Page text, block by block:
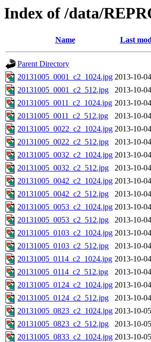
Index of /data/
Name Last
Parent Directory
20131005_0001_c2_1024.jpg 2013-10-
20131005_0001_c2_512.jpg
2013-10-
20131005_0011_c2_1024.jpg 2013-10-
20131005_0011_c2_512.jpg
2013-10-
20131005_0022_c2_1024.jpg 2013-10-
20131005_0022_c2_512.jpg
2013-10-
20131005_0032_c2_1024.jpg 2013-10-
20131005_0032_c2_512.jpg
2013-10-
20131005_0042_c2_1024.jpg 2013-10-
20131005_0042_c2_512.jpg
2013-10-
20131005_0053_c2_1024.jpg 2013-10-
20131005_0053_c2_512.jpg
2013-10-
20131005_0103_c2_1024.jpg 2013-10-
20131005_0103_c2_512.jpg
2013-10-
20131005_0114_c2_1024.jpg 2013-10-
20131005_0114_c2_512.jpg
2013-10-
20131005_0124_c2_1024.jpg 2013-10-
20131005_0124_c2_512.jpg
2013-10-
20131005_0823_c2_1024.jpg 2013-10-
20131005_0823_c2_512.jpg
2013-10-
20131005_0833_c2_1024.jpg 2013-10-